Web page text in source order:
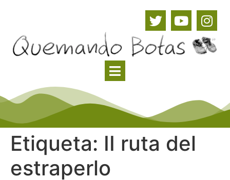
Etiqueta: II ruta del
estraperlo